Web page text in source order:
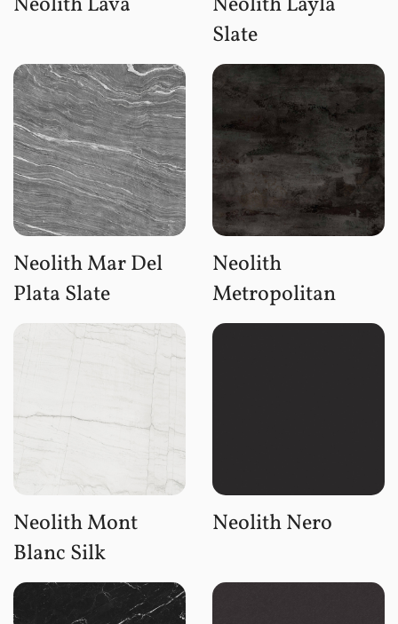
Slate
Neolith Mar Del
Plata Slate
Neolith
Metropolitan
Neolith Mont
Blanc Silk
Neolith Nero